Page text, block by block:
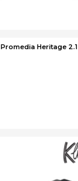
Promedia Heritage 2.1